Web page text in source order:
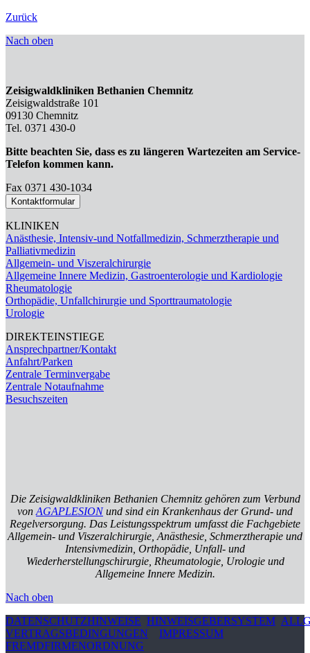
Zurück
Nach oben
Zeisigwaldkliniken Bethanien Chemnitz
Zeisigwaldstraße 101
09130 Chemnitz
Tel. 0371 430-0
Bitte beachten Sie, dass es zu längeren Wartezeiten am Service-
Telefon kommen kann.
Fax 0371 430-1034
Kontaktformular
KLINIKEN
Anästhesie, Intensiv-und Notfallmedizin, Schmerztherapie und
Palliativmedizin
Allgemein- und Viszeralchirurgie
Allgemeine Innere Medizin, Gastroenterologie und Kardiologie
Rheumatologie
Orthopädie, Unfallchirurgie und Sporttraumatologie
Urologie
DIREKTEINSTIEGE
Ansprechpartner/Kontakt
Anfahrt/Parken
Zentrale Terminvergabe
Zentrale Notaufnahme
Besuchszeiten
Die Zeisigwaldkliniken Bethanien Chemnitz gehören zum Verbund
von AGAPLESIONund sind ein Krankenhaus der Grund- und
Regelversorgung. Das Leistungsspektrum umfasst die Fachgebiete
Allgemein- und Viszeralchirurgie, Anästhesie, Schmerztherapie und
Intensivmedizin, Orthopädie, Unfall- und
Wiederherstellungschirurgie, Rheumatologie, Urologie und
Allgemeine Innere Medizin.
Nach oben
DATENSCHUTZHINWEISE HINWEISGEBERSYSTEM
VERTRAGSBEDINGUNGEN
IMPRESSUM
FREMDFIRMENORDNUNG